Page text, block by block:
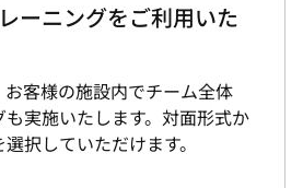
ーニングをご利用いた
客様の施設内でチーム全体
実施いたします。対面形式か
択していただけます。